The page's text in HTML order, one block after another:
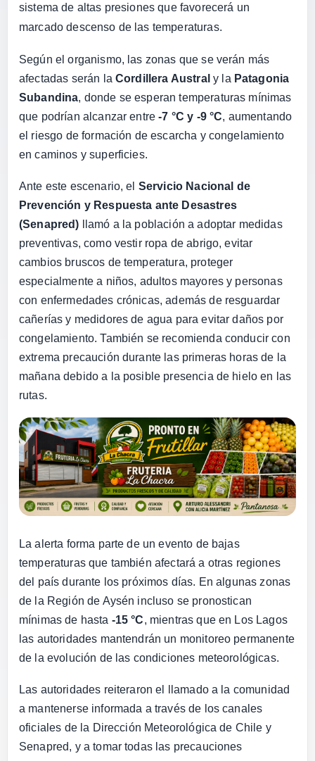
sistema de altas presiones que favorecerá un
marcado descenso de las temperaturas.
Según el organismo, las zonas que se verán más
afectadas serán laCordillera Austral y la Patagonia
Subandina, donde se esperan temperaturas mínimas
que podrían alcanzar entre-7 °C y -9 °C, aumentando
el riesgo de formación de escarcha y congelamiento
en caminos y superficies.
Ante este escenario, el Servicio Nacional de
Prevención y Respuesta ante Desastres
(Senapred) llamó a la población a adoptar medidas
preventivas, como vestir ropa de abrigo, evitar
cambios bruscos de temperatura, proteger
especialmente a niños, adultos mayores y personas
con enfermedades crónicas, además de resguardar
cañerías y medidores de agua para evitar daños por
congelamiento. También se recomienda conducir con
extrema precaución durante las primeras horas de la
mañana debido a la posible presencia de hielo en las
rutas.
La alerta forma parte de un evento de bajas
temperaturas que también afectará a otras regiones
del país durante los próximos días. En algunas zonas
de la Región de Aysén incluso se pronostican
mínimas de hasta -15 °C, mientras que en Los Lagos
las autoridades mantendrán un monitoreo permanente
de la evolución de las condiciones meteorológicas.
Las autoridades reiteraron el llamado a la comunidad
a mantenerse informada a través de los canales
oficiales de la Dirección Meteorológica de Chile y
Senapred, y a tomar todas las precauciones